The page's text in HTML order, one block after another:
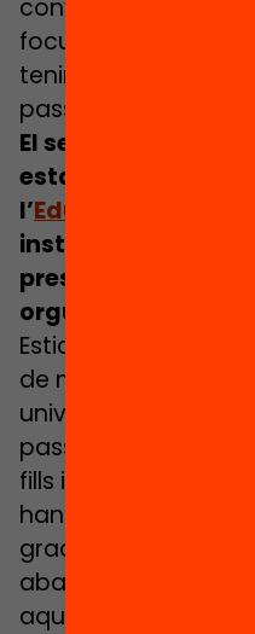
convida a provar
focus
tenint diferents
passaport.
El seu passaport
estat avaluat molt
l’Education
institució de
prestigi
orgullosa?
Estic orgullosa
de mares que han
universitari gràcies
passaport perquè
fills i filles anaven
han pensat que
graduar d’alguna
abans haurien ni
aquesta